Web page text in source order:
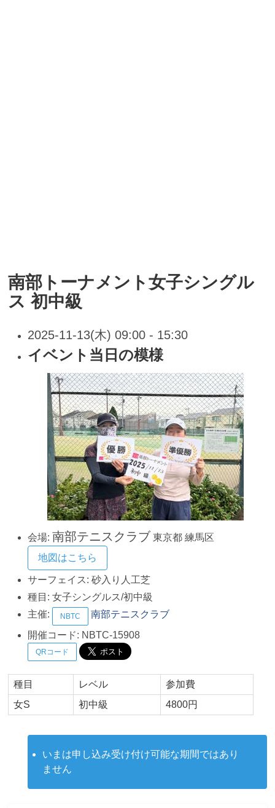
南部トーナメント女子シングル
ス 初中級
2025-11-13(木) 09:00 - 15:30
イベント当日の模様
会場: 南部テニスクラブ 東京都 練馬区
地図はこちら
サーフェイス: 砂入り人工芝
種目: 女子シングルス/初中級
主催:
NBTC
南部テニスクラブ
開催コード: NBTC-15908
QRコード
種目 レベル
参加費
女S
初中級 4800円
いまは申し込み受け付け可能な期間ではあり
ません